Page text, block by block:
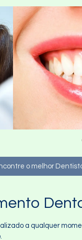
o melhor
a qualquer